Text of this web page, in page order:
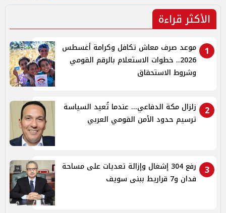
الأكثر قراءة
1
موعد صرف معاش تكافل وكرامة أغسطس
2026.. خطوات الاستعلام بالرقم القومي
وشروط الاستحقاق
2
زلزال مكة الدفاعي... عندما تُعيد السياسة
ترسيم حدود الأمن القومي العربي
3
رفع 304 إشغال وإزالة تعديات على مساحة
فدان و7 قراريط ببنى سويف